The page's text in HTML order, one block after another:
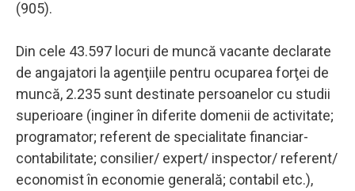
(905).
Din cele 43.597 locuri de muncă vacante declarate
de angajatori la agenţiile pentru ocuparea forţei de
muncă, 2.235 sunt destinate persoanelor cu studii
superioare (inginer în diferite domenii de activitate;
programator; referent de specialitate financiar-
contabilitate; consilier/ expert/ inspector/ referent/
economist în economie generală; contabil etc.),